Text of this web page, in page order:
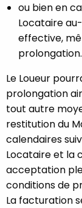
ou bien en
Locataire
effective,
prolongation.
Le Loueur
prolongation
tout autre
restitution du
calendaires
Locataire et la
acceptation
conditions de
La facturation